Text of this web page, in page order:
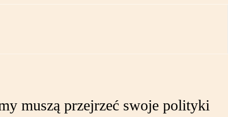
muszą przejrzeć swoje polityki